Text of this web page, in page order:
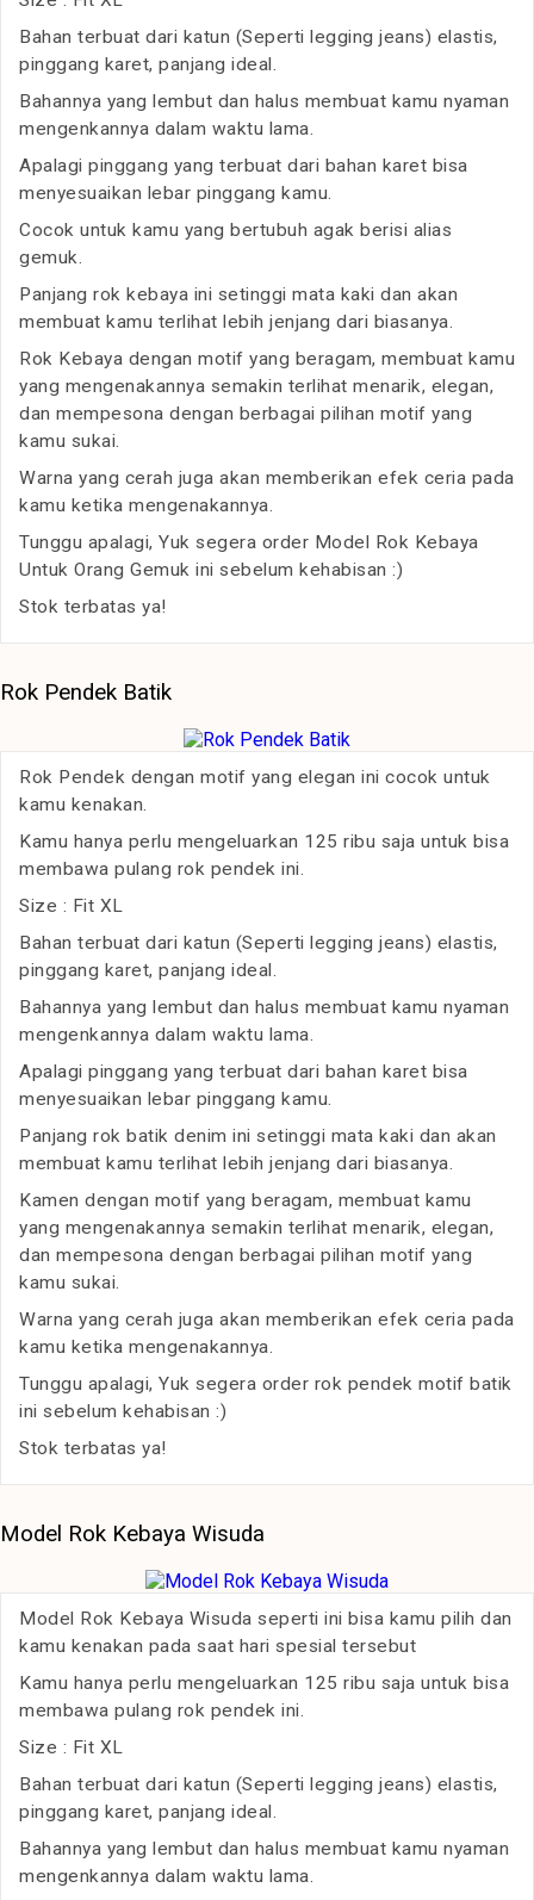
Bahan terbuat dari katun (Seperti legging jeans) elastis,
pinggang karet, panjang ideal.
Bahannya yang lembut dan halus membuat kamu nyaman
mengenkannya dalam waktu lama.
Apalagi pinggang yang terbuat dari bahan karet bisa
menyesuaikan lebar pinggang kamu.
Cocok untuk kamu yang bertubuh agak berisi alias
gemuk.
Panjang rok kebaya ini setinggi mata kaki dan akan
membuat kamu terlihat lebih jenjang dari biasanya.
Rok Kebaya dengan motif yang beragam, membuat kamu
yang mengenakannya semakin terlihat menarik, elegan,
dan mempesona dengan berbagai pilihan motif yang
kamu sukai.
Warna yang cerah juga akan memberikan efek ceria pada
kamu ketika mengenakannya.
Tunggu apalagi, Yuk segera order Model Rok Kebaya
Untuk Orang Gemuk ini sebelum kehabisan :)
Stok terbatas ya!
Rok Pendek Batik
Rok Pendek dengan motif yang elegan ini cocok untuk
kamu kenakan.
Kamu hanya perlu mengeluarkan 125 ribu saja untuk bisa
membawa pulang rok pendek ini.
Size : Fit XL
Bahan terbuat dari katun (Seperti legging jeans) elastis,
pinggang karet, panjang ideal.
Bahannya yang lembut dan halus membuat kamu nyaman
mengenkannya dalam waktu lama.
Apalagi pinggang yang terbuat dari bahan karet bisa
menyesuaikan lebar pinggang kamu.
Panjang rok batik denim ini setinggi mata kaki dan akan
membuat kamu terlihat lebih jenjang dari biasanya.
Kamen dengan motif yang beragam, membuat kamu
yang mengenakannya semakin terlihat menarik, elegan,
dan mempesona dengan berbagai pilihan motif yang
kamu sukai.
Warna yang cerah juga akan memberikan efek ceria pada
kamu ketika mengenakannya.
Tunggu apalagi, Yuk segera order rok pendek motif batik
ini sebelum kehabisan :)
Stok terbatas ya!
Model Rok Kebaya Wisuda
Model Rok Kebaya Wisuda seperti ini bisa kamu pilih dan
kamu kenakan pada saat hari spesial tersebut
Kamu hanya perlu mengeluarkan 125 ribu saja untuk bisa
membawa pulang rok pendek ini.
Size : Fit XL
Bahan terbuat dari katun (Seperti legging jeans) elastis,
pinggang karet, panjang ideal.
Bahannya yang lembut dan halus membuat kamu nyaman
mengenkannya dalam waktu lama.